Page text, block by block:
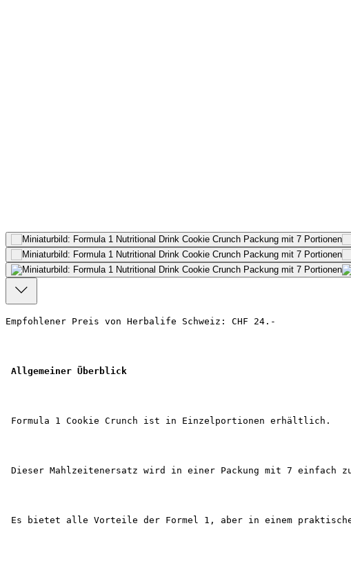
Empfohlener Preis von Herbalife Schweiz: CHF 24.-
Allgemeiner Überblick
Formula 1 Cookie Crunch ist in Einzelportionen erhältlich.
Dieser Mahlzeitenersatz wird in einer Packung mit 7 einfach
Es bietet alle Vorteile der Formel 1, aber in einem